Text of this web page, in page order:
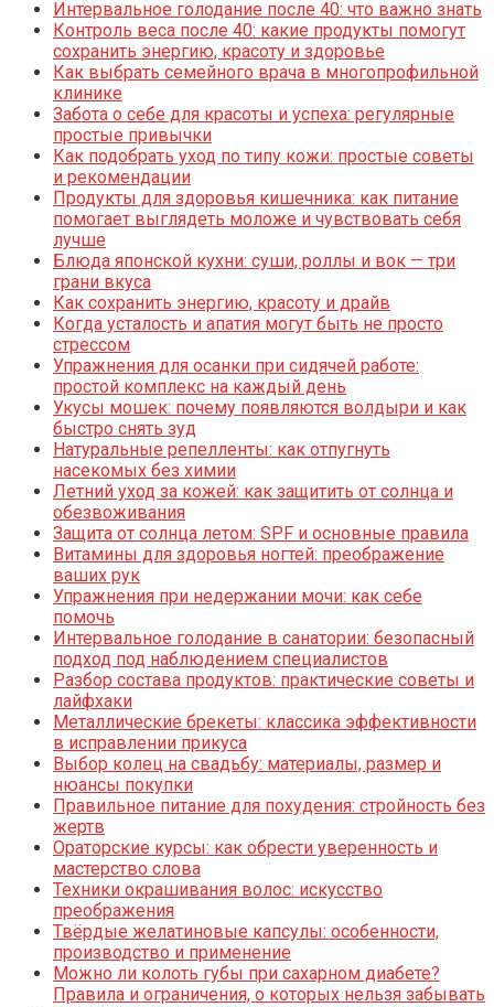
Интервальное голодание после 40: что важно знать
Контроль веса после 40: какие продукты помогут
сохранить энергию, красоту и здоровье
Как выбрать семейного врача в многопрофильной
клинике
Забота о себе для красоты и успеха: регулярные
простые привычки
Как подобрать уход по типу кожи: простые советы
и рекомендации
Продукты для здоровья кишечника: как питание
помогает выглядеть моложе и чувствовать себя
лучше
Блюда японской кухни: суши, роллы и вок — три
грани вкуса
Как сохранить энергию, красоту и драйв
Когда усталость и апатия могут быть не просто
стрессом
Упражнения для осанки при сидячей работе:
простой комплекс на каждый день
Укусы мошек: почему появляются волдыри и как
быстро снять зуд
Натуральные репелленты: как отпугнуть
насекомых без химии
Летний уход за кожей: как защитить от солнца и
обезвоживания
Защита от солнца летом: SPF и основные правила
Витамины для здоровья ногтей: преображение
ваших рук
Упражнения при недержании мочи: как себе
помочь
Интервальное голодание в санатории: безопасный
подход под наблюдением специалистов
Разбор состава продуктов: практические советы и
лайфхаки
Металлические брекеты: классика эффективности
в исправлении прикуса
Выбор колец на свадьбу: материалы, размер и
нюансы покупки
Правильное питание для похудения: стройность без
жертв
Ораторские курсы: как обрести уверенность и
мастерство слова
Техники окрашивания волос: искусство
преображения
Твёрдые желатиновые капсулы: особенности,
производство и применение
Можно ли колоть губы при сахарном диабете?
Правила и ограничения, о которых нельзя забывать